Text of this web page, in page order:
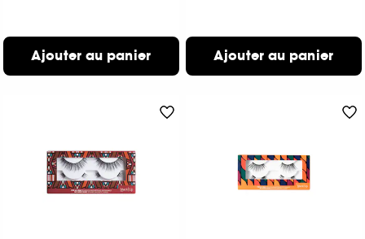
Ajouter au panier Ajouter au panier